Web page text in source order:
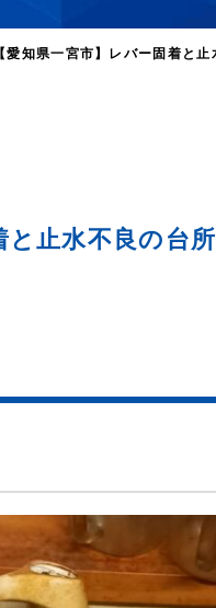
愛知県一宮市】レバー固着と
止水不良の台